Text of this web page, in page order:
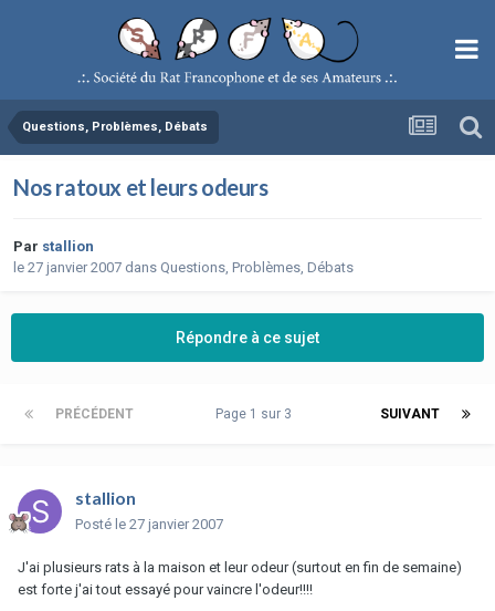
Questions, Problèmes, Débats
Nos ratoux et leurs odeurs
Par stallion
le 27 janvier 2007 dans Questions, Problèmes, Débats
Répondre à ce sujet
PRÉCÉDENT SUIVANT
Page 1 sur 3
stallion
Posté le 27 janvier 2007
J'ai plusieurs rats à la maison et leur odeur (surtout en fin de semaine)
est forte j'ai tout essayé pour vaincre l'odeur!!!!